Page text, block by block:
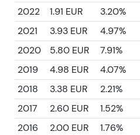
2022
1.91 EUR
3.20%
2021
3.93 EUR
4.97%
2020
5.80 EUR
7.91%
2019
4.98 EUR
4.07%
2018
3.38 EUR
2.21%
2017
2.60 EUR
1.52%
2016
2.00 EUR
1.76%